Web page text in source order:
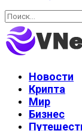
Найти:
Новости
Крипта
Мир
Бизнес